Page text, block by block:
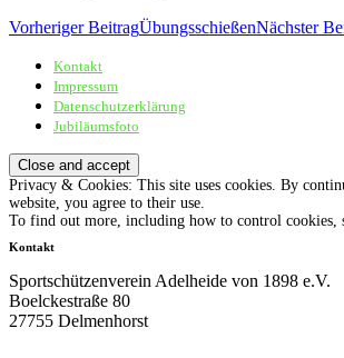
Vorheriger BeitragÜbungsschießenNächster
Sportschützenverein Adelheide von 1898 e.V.
Kontakt
Impressum
Datenschutzerklärung
Jubiläumsfoto
Privacy & Cookies: This site uses cookies. By
website, you agree to their use.
To find out more, including how to control cookies,
Kontakt
Sportschützenverein Adelheide von 1898 e.V.
Boelckestraße 80
27755 Delmenhorst